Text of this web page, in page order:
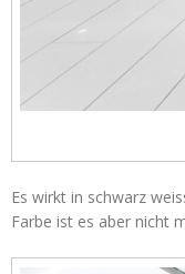
Es wirkt in schwarz
Farbe ist es aber nicht